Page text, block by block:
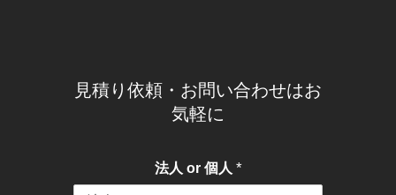
見積り依頼・お問い合わせはお
気軽に
法人 or 個人 *